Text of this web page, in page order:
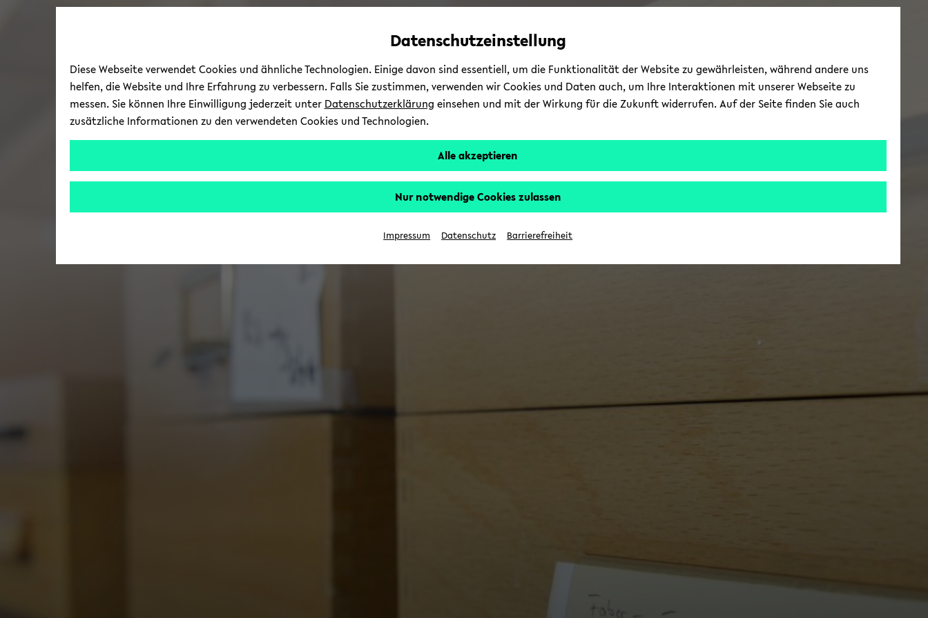
Automatische
vermeiden
zum
wechseln
zum
wechseln
zum
wechseln
Datenschutzeinstellung
Diese Webseite verwendet Cookies und ähnliche Technologien. Einige davon sind essentiell, um die Funktionalität der Website zu gewährleisten, während andere uns
helfen, die Website und Ihre Erfahrung zu verbessern. Falls Sie zustimmen, verwenden wir Cookies und Daten auch, um Ihre Interaktionen mit unserer Webseite zu
messen. Sie können Ihre Einwilligung jederzeit unter Datenschutzerklärung einsehen und mit der Wirkung für die Zukunft widerrufen. Auf der Seite finden Sie auch
zusätzliche Informationen zu den verwendeten Cookies und Technologien.
Alle akzeptieren
Nur notwendige Cookies zulassen
Impressum Datenschutz Barrierefreiheit